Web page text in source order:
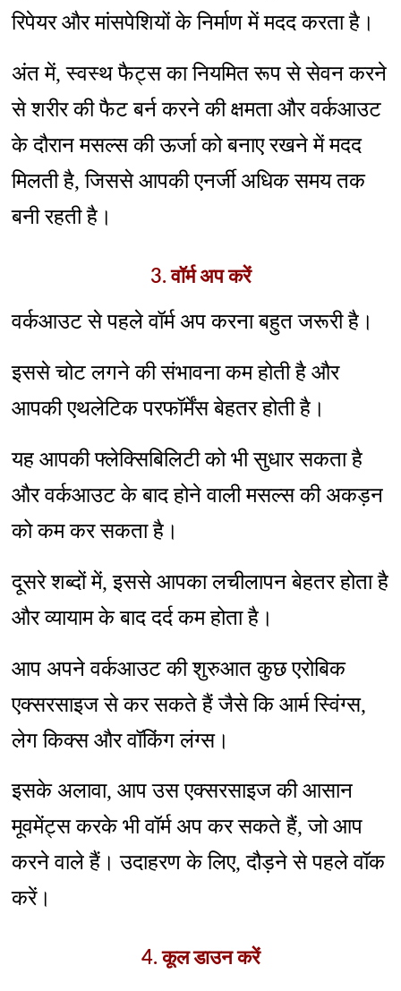
रिपेयर और मांसपेशियों के निर्माण में मदद करता है।
अंत में, स्वस्थ फैट्स का नियमित रूप से सेवन करने
से शरीर की फैट बर्न करने की क्षमता और वर्कआउट
के दौरान मसल्स की ऊर्जा को बनाए रखने में मदद
मिलती है, जिससे आपकी एनर्जी अधिक समय तक
बनी रहती है।
3. वॉर्म अप करें
वर्कआउट से पहले वॉर्म अप करना बहुत जरूरी है।
इससे चोट लगने की संभावना कम होती है और
आपकी एथलेटिक परफॉर्मेंस बेहतर होती है।
यह आपकी फ्लेक्सिबिलिटी को भी सुधार सकता है
और वर्कआउट के बाद होने वाली मसल्स की अकड़न
को कम कर सकता है।
दूसरे शब्दों में, इससे आपका लचीलापन बेहतर होता है
और व्यायाम के बाद दर्द कम होता है।
आप अपने वर्कआउट की शुरुआत कुछ एरोबिक
एक्सरसाइज से कर सकते हैं जैसे कि आर्म स्विंग्स,
लेग किक्स और वॉकिंग लंग्स।
इसके अलावा, आप उस एक्सरसाइज की आसान
मूवमेंट्स करके भी वॉर्म अप कर सकते हैं, जो आप
करने वाले हैं। उदाहरण के लिए, दौड़ने से पहले वॉक
करें।
4. कूल डाउन करें